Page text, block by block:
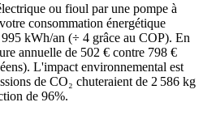
ou fioul par une pompe à
consommation énergétique
kWh/an (÷ 4 grâce au COP). En
annuelle de 502 € contre 798 €
L'impact environnemental est
de CO₂ chuteraient de 2 586 kg
de 96%.